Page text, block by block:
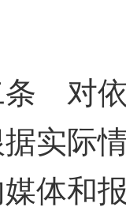
对依
实际
体和